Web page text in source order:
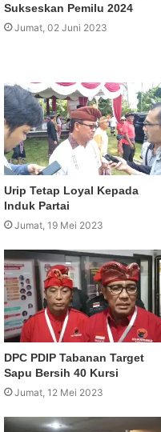
Sukseskan Pemilu 2024
Jumat, 02 Juni 2023
Urip Tetap Loyal Kepada
Induk Partai
Jumat, 19 Mei 2023
DPC PDIP Tabanan Target
Sapu Bersih 40 Kursi
Jumat, 12 Mei 2023